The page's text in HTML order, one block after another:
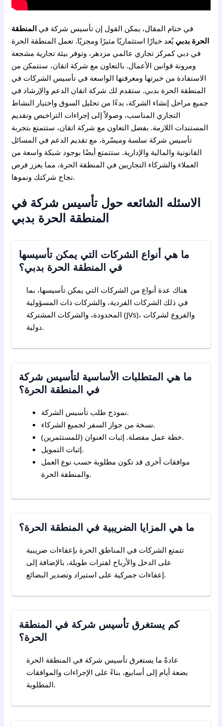
في ختام المقال، يمكن القول إن تأسيس شركة في المنطقة
الحرة بدبي يُعد خيارًا استثماريًا مثيرًا ومجزيًا. تعمل المنطقة الحرة
في دبي كمركز تجاري عالمي مزدهر، وتوفر بيئة تجارية مشجعة
ومرونة قوانين الأعمال. بالتعاون مع شركة اتقان، ستتمكن من
الاستفادة من خبرتها ومعرفتها الواسعة في تأسيس الشركات في
المنطقة الحرة بدبي. ستقدم لك شركة اتقان الدعم والإرشاد في
جميع مراحل إنشاء الشركة، بدءًا من تحليل السوق واختيار النشاط
التجاري المناسب، وصولاً إلى إجراءات التراخيص وتقديم
المستندات اللازمة. بفضل التعاون مع شركة اتقان، ستتمتع بتجربة
تأسيس شركة سلسة وميسّرة، مع تقديم الدعم في المسائل
القانونية والمالية والإدارية. ستتمتع أيضًا بوجود شبكة واسعة من
العملاء والشركاء التجاريين في المنطقة الحرة، مما يعزز فرص
نجاح شركتك ونموها.
الاسئله الشائعه حول تأسيس شركة في
ما هي أنواع الشركات التي يمكن تأسيسها
في المنطقة الحرة بدبي؟
هناك عدة أنواع من الشركات التي يمكن تأسيسها، بما
في ذلك الشركات الفردية، والشركات ذات المسؤولية
المحدودة، والشركات المشتركة (JVs)، والفروع لشركات
دولية.
ما هي المتطلبات الأساسية لتأسيس شركة
في المنطقة الحرة؟
نموذج طلب تأسيس الشركة.
نسخة من جواز السفر لجميع الشركاء.
خطة عمل مفصلة. إثبات العنوان (للمستثمرين).
إثبات التمويل.
موافقات أخرى قد تكون مطلوبة حسب نوع العمل
والمنطقة الحرة.
ما هي المزايا الضريبية في المنطقة الحرة؟
تتمتع الشركات في المناطق الحرة بإعفاءات ضريبية
على الدخل والأرباح لفترات طويلة، بالإضافة إلى
إعفاءات جمركية على استيراد وتصدير البضائع.
كم يستغرق تأسيس شركة في المنطقة
الحرة؟
عادةً ما يستغرق تأسيس شركة في المنطقة الحرة
بضعة أيام إلى أسابيع، بناءً على الإجراءات والموافقات
المطلوبة.